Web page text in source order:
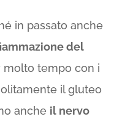
in passato anche
del
tempo con i
il gluteo
anche il nervo